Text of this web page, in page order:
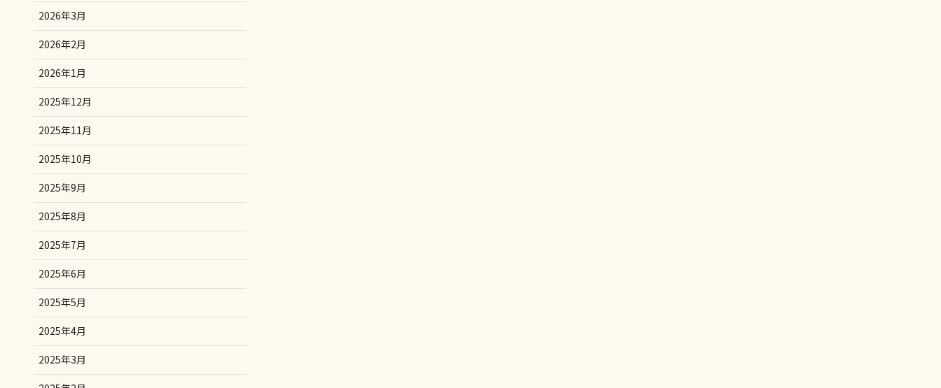
2026年3月
2026年2月
2026年1月
2025年12月
2025年11月
2025年10月
2025年9月
2025年8月
2025年7月
2025年6月
2025年5月
2025年4月
2025年3月